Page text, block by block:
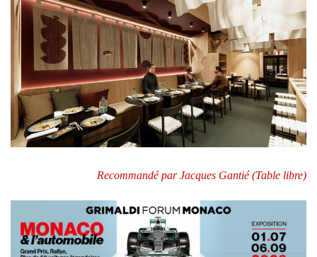
Recommandé par Jacques Gantié (Table libre)